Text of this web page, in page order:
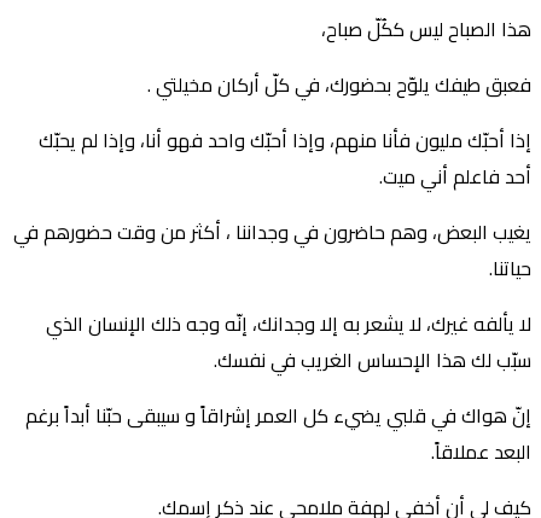
هذا الصباح ليس ككُلّ صباح،
فعبق طيفك يلوّح بحضورك، في كلّ أركان مخيلتي .
إذا أحبّك مليون فأنا منهم، وإذا أحبّك واحد فهو أنا، وإذا لم يحبّك
أحد فاعلم أني ميت.
يغيب البعض، وهم حاضرون في وجداننا ، أكثر من وقت حضورهم في
حياتنا.
لا يألفه غيرك، لا يشعر به إلا وجدانك، إنّه وجه ذلك الإنسان الذي
سبّب لك هذا اﻹحساس الغريب في نفسك.
إنّ هواك في قلبي يضيء كل العمر إشراقاً و سيبقى حبّنا أبداً برغم
البعد عملاقاً.
كيف لي أن أخفي لهفة ملامحي عند ذكر إسمك.